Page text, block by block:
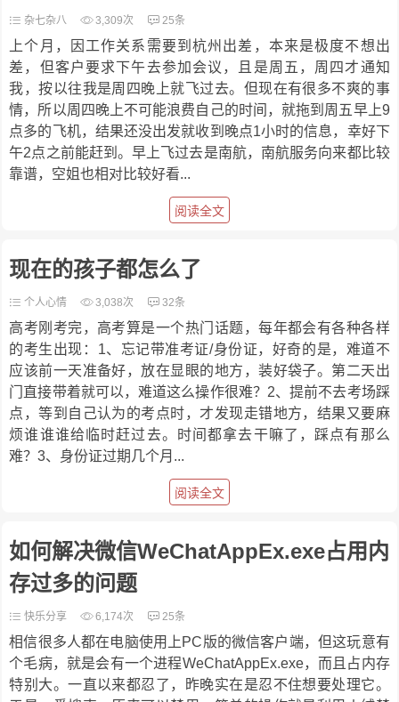
杂七杂八 3,309次 25条
上个月，因工作关系需要到杭州出差，本来是极度不想出
差，但客户要求下午去参加会议，且是周五，周四才通知
我，按以往我是周四晚上就飞过去。但现在有很多不爽的事
情，所以周四晚上不可能浪费自己的时间，就拖到周五早上9
点多的飞机，结果还没出发就收到晚点1小时的信息，幸好下
午2点之前能赶到。早上飞过去是南航，南航服务向来都比较
靠谱，空姐也相对比较好看...
阅读全文
现在的孩子都怎么了
个人心情 3,038次 32条
高考刚考完，高考算是一个热门话题，每年都会有各种各样
的考生出现：1、忘记带准考证/身份证，好奇的是，难道不
应该前一天准备好，放在显眼的地方，装好袋子。第二天出
门直接带着就可以，难道这么操作很难？2、提前不去考场踩
点，等到自己认为的考点时，才发现走错地方，结果又要麻
烦谁谁谁给临时赶过去。时间都拿去干嘛了，踩点有那么
难？3、身份证过期几个月...
阅读全文
如何解决微信WeChatAppEx.exe占用内
存过多的问题
快乐分享 6,174次 25条
相信很多人都在电脑使用上PC版的微信客户端，但这玩意有
个毛病，就是会有一个进程WeChatAppEx.exe，而且占内存
特别大。一直以来都忍了，昨晚实在是忍不住想要处理它。